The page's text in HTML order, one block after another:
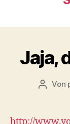
Jaja,
Von